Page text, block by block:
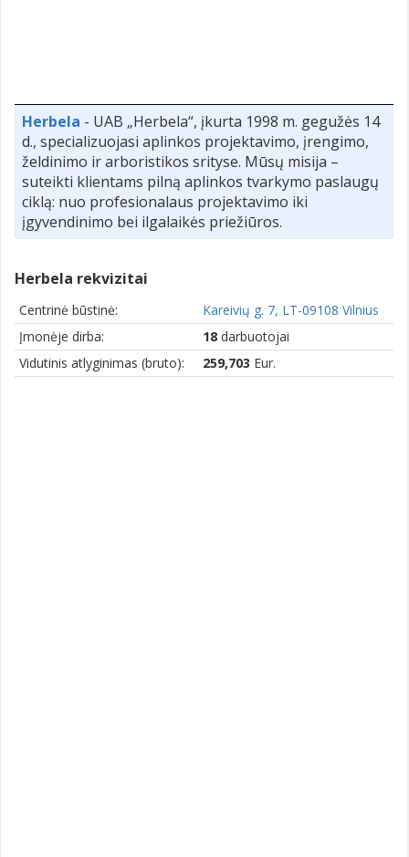
Herbela - UAB „Herbela“, įkurta 1998 m. gegužės 14
d., specializuojasi aplinkos projektavimo, įrengimo,
želdinimo ir arboristikos srityse. Mūsų misija –
suteikti klientams pilną aplinkos tvarkymo paslaugų
ciklą: nuo profesionalaus projektavimo iki
įgyvendinimo bei ilgalaikės priežiūros.
Herbela rekvizitai
Centrinė būstinė:
Kareivių g. 7, LT-09108 Vilnius
Įmonėje dirba:
18 darbuotojai
Vidutinis atlyginimas (bruto):
259,703 Eur.